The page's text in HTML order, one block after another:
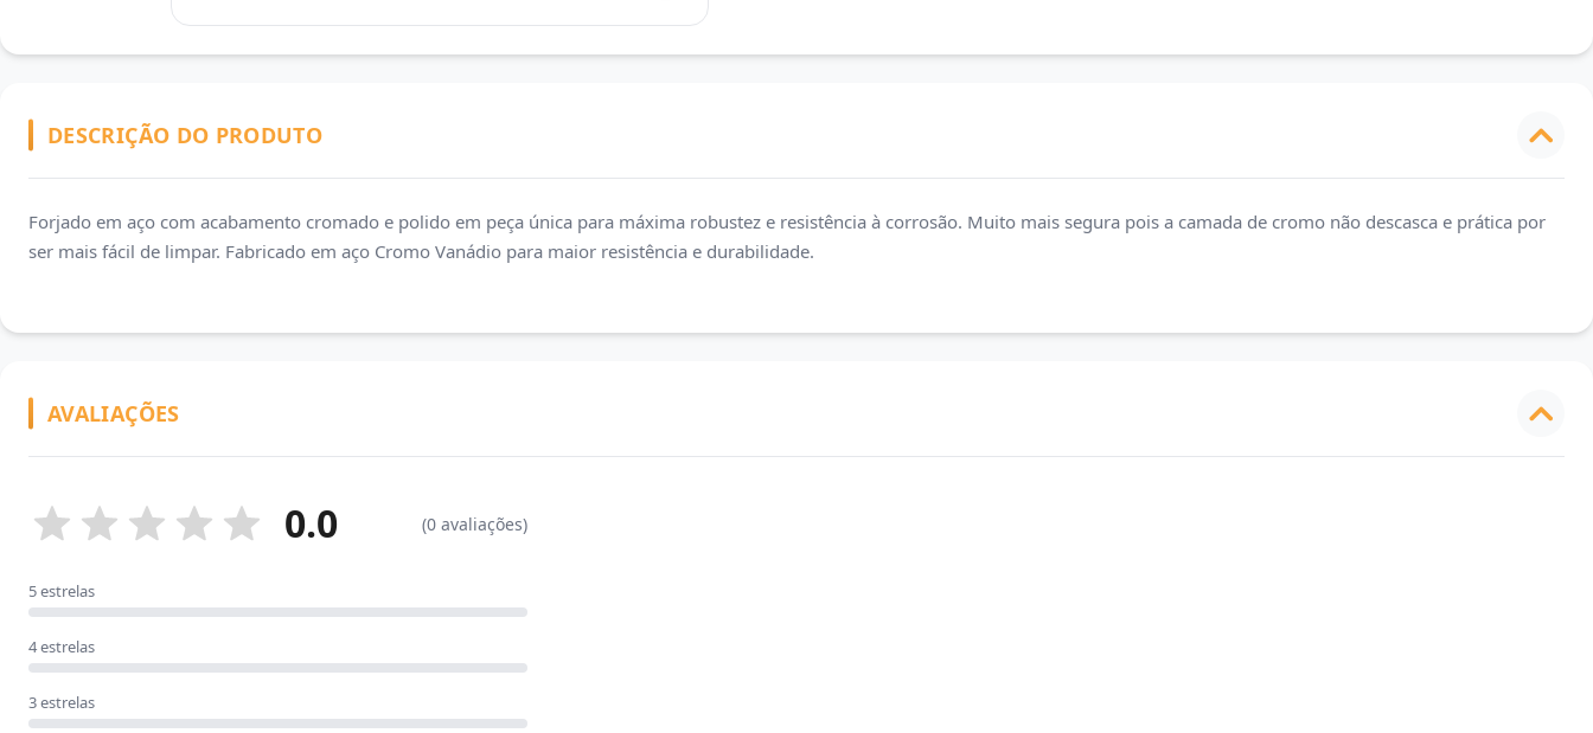
DESCRIÇÃO DO PRODUTO
Forjado em aço com acabamento cromado e polido em peça única para máxima robustez e resistência à corrosão. Muito mais segura pois a camada de cromo não descasca e prática por
ser mais fácil de limpar. Fabricado em aço Cromo Vanádio para maior resistência e durabilidade.
AVALIAÇÕES
0.0 (0 avaliações)
5 estrelas
4 estrelas
3 estrelas